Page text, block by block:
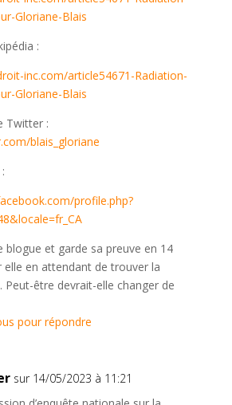
Gloriane-Blais
:
inc.com/article54671-Radiation-
Gloriane-Blais
Twitter :
blais_gloriane
profile.php?
blogue et garde sa preuve en 14
elle en attendant de trouver la
Peut-être devrait-elle changer de
pour répondre
sur 14/05/2023 à 11:21